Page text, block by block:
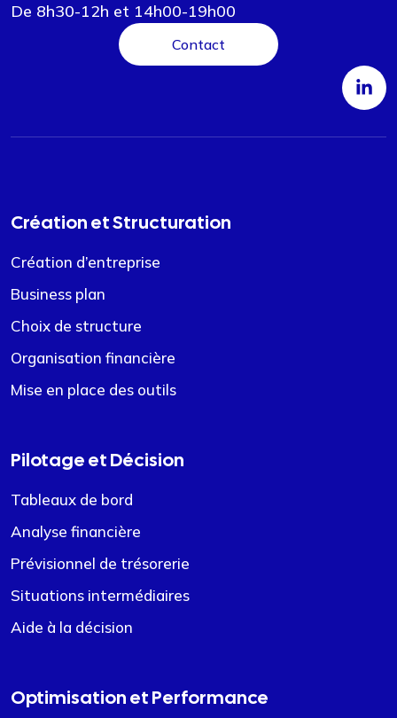
De 8h30-12h et 14h00-19h00
Contact
Création et Structuration
Création d’entreprise
Business plan
Choix de structure
Organisation financière
Mise en place des outils
Pilotage et Décision
Tableaux de bord
Analyse financière
Prévisionnel de trésorerie
Situations intermédiaires
Aide à la décision
Optimisation et Performance